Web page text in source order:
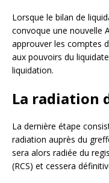
Lorsque le bilan de
convoque une nouvelle
approuver les comptes
aux pouvoirs du
liquidation.
La radiation
La dernière étape
radiation auprès du
sera alors radiée du
(RCS) et cessera